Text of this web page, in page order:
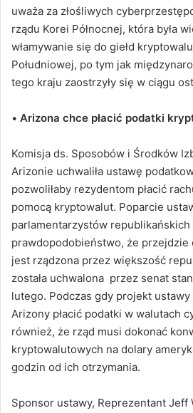
uważa za złośliwych
rządu Korei Północnej, która była
włamywanie się do giełd
Południowej, po tym jak
tego kraju zaostrzyły się w ciągu
• Arizona chce płacić podatki
Komisja ds. Sposobów i Środków
Arizonie uchwaliła ustawę
pozwoliłaby rezydentom płacić
pomocą kryptowalut. Poparcie
parlamentarzystów
prawdopodobieństwo, że przejdzie
jest rządzona przez większość
została uchwalona przez senat
lutego. Podczas gdy projekt
Arizony płacić podatki w walutach
również, że rząd musi dokonać
kryptowalutowych na dolary
godzin od ich otrzymania.
Sponsor ustawy, Reprezentant Jeff